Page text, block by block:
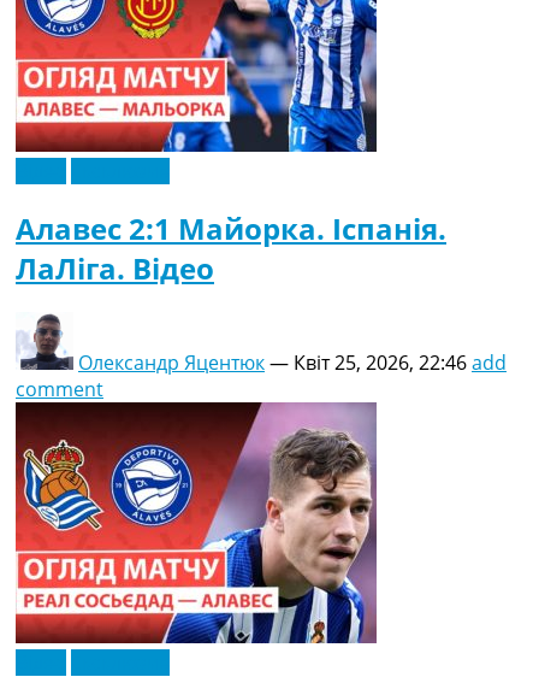
Алавес 2:1 Майорка. Іспанія.
ЛаЛіга. Відео
Олександр Яцентюк— Квіт 25, 2026, 22:46add
comment